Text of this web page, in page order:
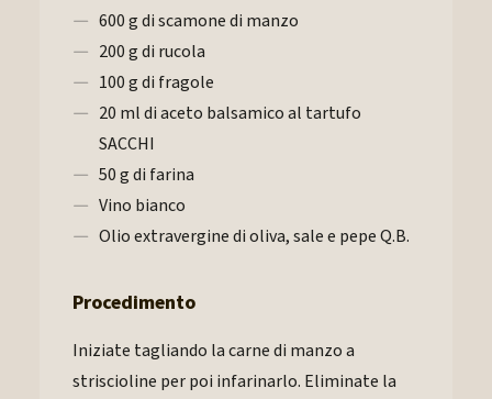
600 g di scamone di manzo
200 g di rucola
100 g di fragole
20 ml di aceto balsamico al tartufo
SACCHI
50 g di farina
Vino bianco
Olio extravergine di oliva, sale e pepe Q.B.
Procedimento
Iniziate tagliando la carne di manzo a
striscioline per poi infarinarlo. Eliminate la